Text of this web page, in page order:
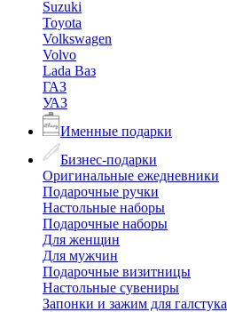
Suzuki
Toyota
Volkswagen
Volvo
Lada Ваз
ГАЗ
УАЗ
Именные подарки
Бизнес-подарки
Оригинальные ежедневники
Подарочные ручки
Настольные наборы
Подарочные наборы
Для женщин
Для мужчин
Подарочные визитницы
Настольные сувениры
Запонки и зажим для галстука